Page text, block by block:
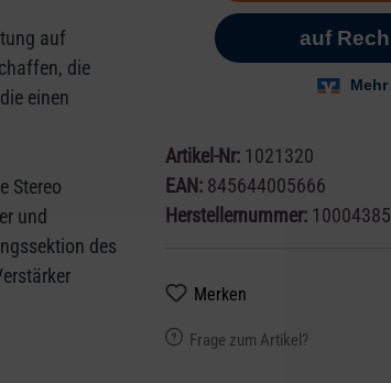
auf
die
einen
Stereo
und
des
Artikel-Nr: 1021320
EAN: 845644005666
Herstellernummer: 10004385
Merken
Frage zum Artikel?